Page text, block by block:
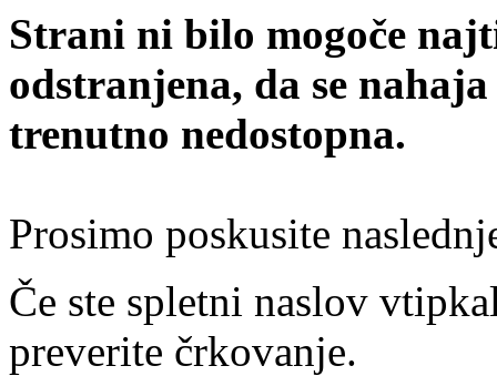
Strani ni bilo mogoče
odstranjena, da se
trenutno nedostopna.
Prosimo poskusite
Če ste spletni naslov
preverite črkovanje.